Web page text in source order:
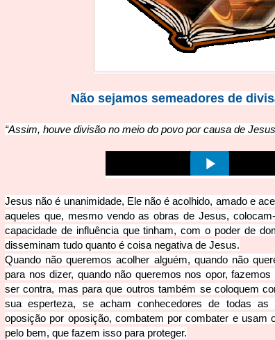
Não sejamos semeadores de
“Assim, houve divisão no meio do povo por causa de
Jesus não é unanimidade, Ele não é acolhido, amado e
aqueles que, mesmo vendo as obras de Jesus,
capacidade de influência que tinham, com o poder de
disseminam tudo quanto é coisa negativa de Jesus.
Quando não queremos acolher alguém, quando não
para nos dizer, quando não queremos nos opor,
ser contra, mas para que outros também se coloquem
sua esperteza, se acham conhecedores de todas as
oposição por oposição, combatem por combater e usam
pelo bem, que fazem isso para proteger.